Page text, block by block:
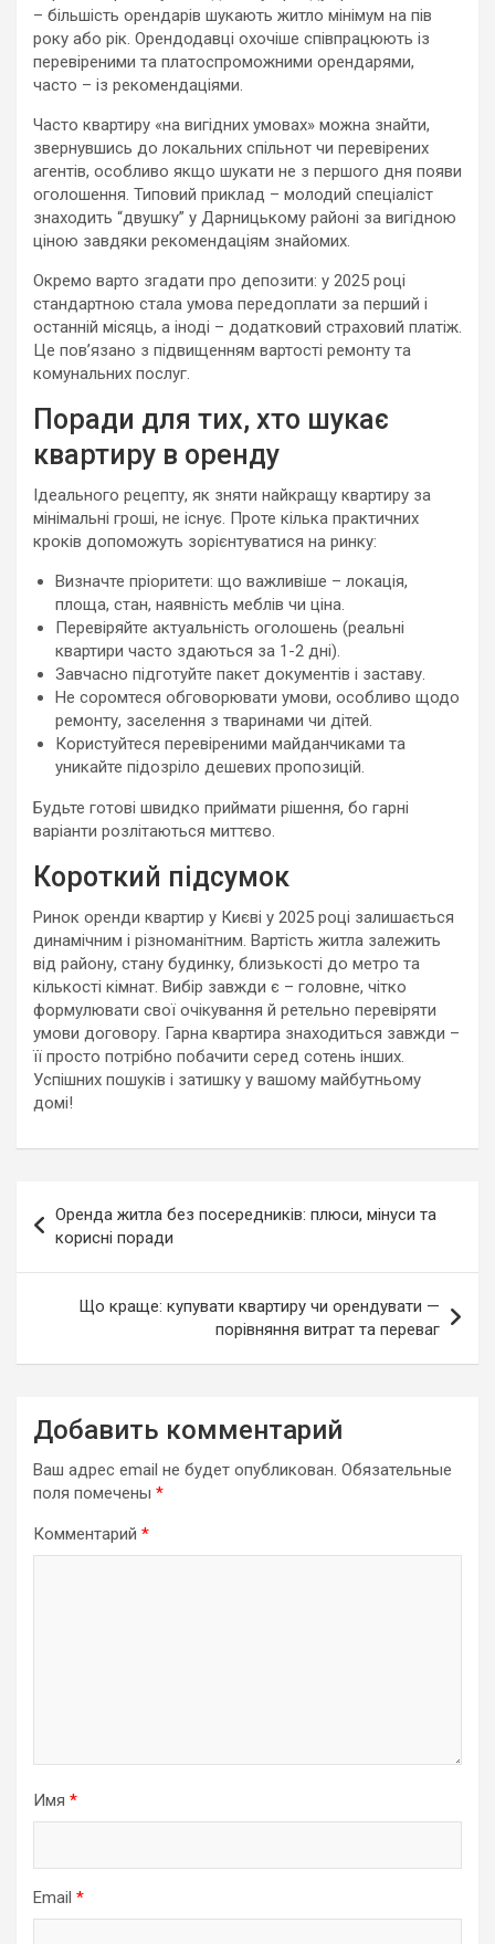
– більшість орендарів шукають житло мінімум на пів
року або рік. Орендодавці охочіше співпрацюють із
перевіреними та платоспроможними орендарями,
часто – із рекомендаціями.
Часто квартиру «на вигідних умовах» можна знайти,
звернувшись до локальних спільнот чи перевірених
агентів, особливо якщо шукати не з першого дня появи
оголошення. Типовий приклад – молодий спеціаліст
знаходить “двушку” у Дарницькому районі за вигідною
ціною завдяки рекомендаціям знайомих.
Окремо варто згадати про депозити: у 2025 році
стандартною стала умова передоплати за перший і
останній місяць, а іноді – додатковий страховий платіж.
Це пов’язано з підвищенням вартості ремонту та
комунальних послуг.
Поради для тих, хто шукає
квартиру в оренду
Ідеального рецепту, як зняти найкращу квартиру за
мінімальні гроші, не існує. Проте кілька практичних
кроків допоможуть зорієнтуватися на ринку:
Визначте пріоритети: що важливіше – локація,
площа, стан, наявність меблів чи ціна.
Перевіряйте актуальність оголошень (реальні
квартири часто здаються за 1-2 дні).
Завчасно підготуйте пакет документів і заставу.
Не соромтеся обговорювати умови, особливо щодо
ремонту, заселення з тваринами чи дітей.
Користуйтеся перевіреними майданчиками та
уникайте підозріло дешевих пропозицій.
Будьте готові швидко приймати рішення, бо гарні
варіанти розлітаються миттєво.
Короткий підсумок
Ринок оренди квартир у Києві у 2025 році залишається
динамічним і різноманітним. Вартість житла залежить
від району, стану будинку, близькості до метро та
кількості кімнат. Вибір завжди є – головне, чітко
формулювати свої очікування й ретельно перевіряти
умови договору. Гарна квартира знаходиться завжди –
її просто потрібно побачити серед сотень інших.
Успішних пошуків і затишку у вашому майбутньому
домі!
по
записям
Оренда житла без посередників: плюси, мінуси та
корисні поради
Що краще: купувати квартиру чи орендувати —
порівняння витрат та переваг
Добавить комментарий
Ваш адрес email не будет опубликован. Обязательные
поля помечены *
Комментарий *
Имя *
Email *